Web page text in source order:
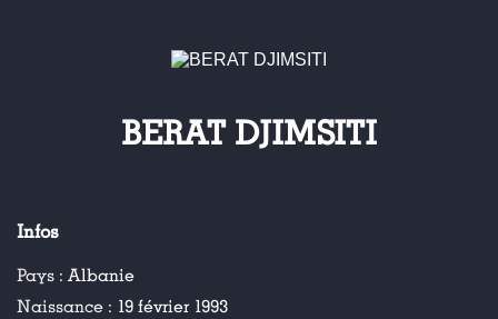
BERAT DJIMSITI
Infos
Pays : Albanie
Naissance : 19 février 1993